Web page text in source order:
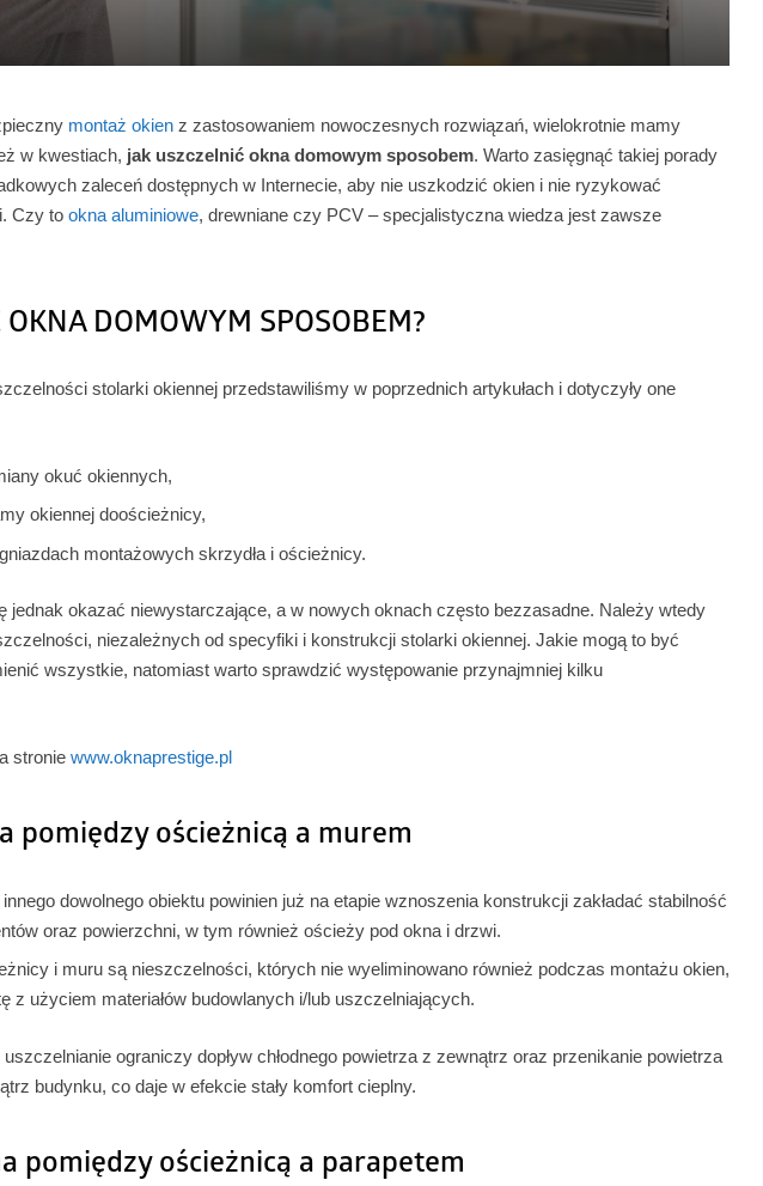
montaż okien z zastosowaniem nowoczesnych rozwiązań, wielokrotnie mamy
w kwestiach, jak uszczelnić okna domowym sposobem. Warto zasięgnąć takiej porady
zaleceń dostępnych w Internecie, aby nie uszkodzić okien i nie ryzykować
Czy to okna aluminiowe, drewniane czy PCV – specjalistyczna wiedza jest zawsze
DOMOWYM SPOSOBEM?
stolarki okiennej przedstawiliśmy w poprzednich artykułach i dotyczyły one
okuć okiennych,
okiennej doościeżnicy,
montażowych skrzydła i ościeżnicy.
jednak okazać niewystarczające, a w nowych oknach często bezzasadne. Należy wtedy
niezależnych od specyfiki i konstrukcji stolarki okiennej. Jakie mogą to być
wszystkie, natomiast warto sprawdzić występowanie przynajmniej kilku
stronie www.oknaprestige.pl
pomiędzy ościeżnicą a murem
dowolnego obiektu powinien już na etapie wznoszenia konstrukcji zakładać stabilność
oraz powierzchni, w tym również ościeży pod okna i drzwi.
i muru są nieszczelności, których nie wyeliminowano również podczas montażu okien,
z użyciem materiałów budowlanych i/lub uszczelniających.
ograniczy dopływ chłodnego powietrza z zewnątrz oraz przenikanie powietrza
budynku, co daje w efekcie stały komfort cieplny.
pomiędzy ościeżnicą a parapetem